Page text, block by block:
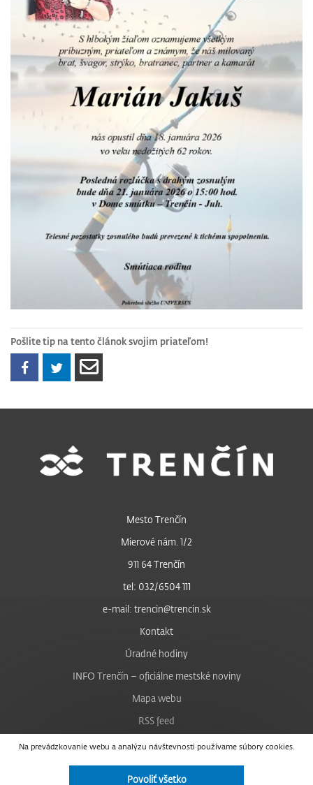
Pošlite tip na tento článok svojim priateľom!
Na prevádzkovanie webu a analýzu návštevnosti používame súbory cookies.
Povoliť všetko
Mesto Trenčín
Mierové nám. 1/2
911 64 Trenčín
tel: 032/6504 111
e-mail: trencin@trencin.sk
Kontakt
Úradné hodiny
INFO Trenčín – oficiálne mestské noviny
Mapa webu
RSS feed
Nastavenie cookies
Facebook